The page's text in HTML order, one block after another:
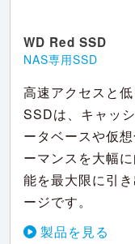
WD Red SSD
NAS専用SSD
高速アクセスと
SSDは、キャッ
ータベースや仮
ーマンスを大幅
能を最大限に引
ージです。
製品を見る